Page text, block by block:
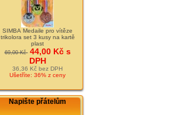
SIMBA Medaile pro vítěze
trikolora set 3 kusy na kartě
plast
69,00 Kč 44,00 Kč s
DPH
36,36 Kč bez DPH
Ušetříte: 36% z ceny
Napište přátelům